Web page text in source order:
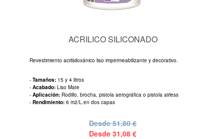
ACRILICO SILICONADO
Revestimiento acrilsiloxánico liso impermeabilizante y decorativo.
- Tamaños: 15 y 4 litros
- Acabado: Liso Mate
- Aplicación: Rodillo, brocha, pistola aerográfica o pistola airless
- Rendimiento: 6 m2/L.en dos capas
Desde51,80 €
Desde31,08 €